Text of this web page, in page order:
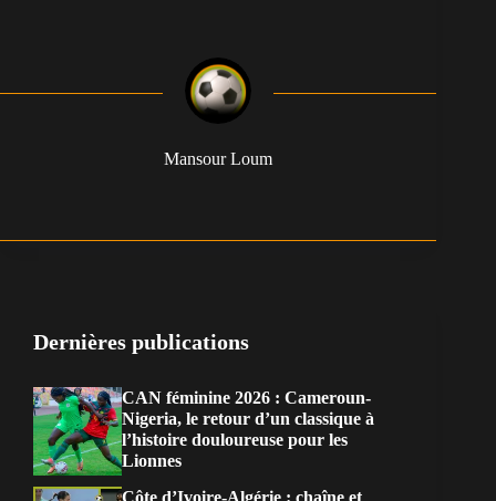
Mansour Loum
Dernières publications
CAN féminine 2026 : Cameroun-
Nigeria, le retour d’un classique à
l’histoire douloureuse pour les
Lionnes